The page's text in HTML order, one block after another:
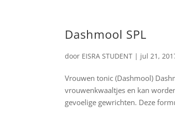
Dashmool SPL
door EISRA STUDENT | jul 21,
Vrouwen tonic (Dashmool)
vrouwenkwaaltjes en kan
gevoelige gewrichten. Deze